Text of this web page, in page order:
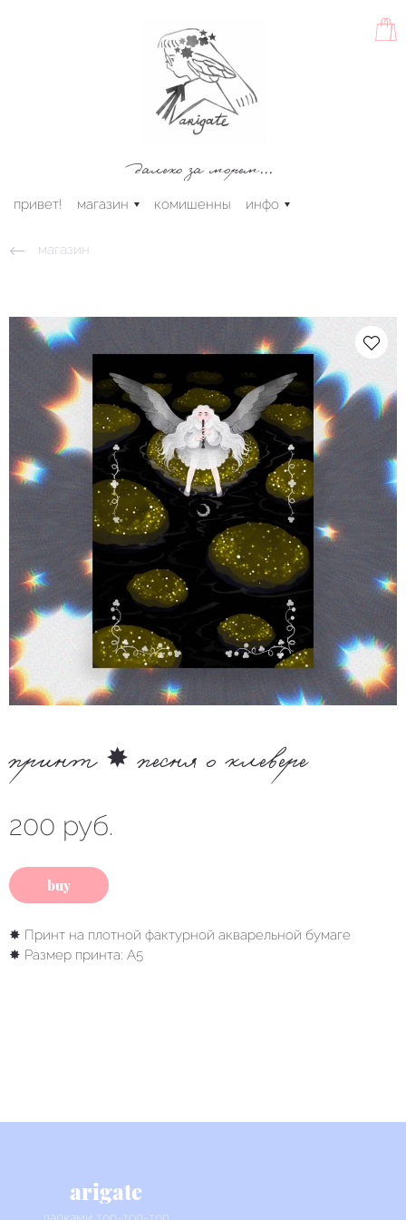
далеко за морем...
привет! магазин комишенны инфо
магазин
принт ✸ песня о клевере
200 руб.
buy
✸ Принт на плотной фактурной акварельной бумаге
✸ Размер принта: А5
arigate
лапками топ-топ-топ